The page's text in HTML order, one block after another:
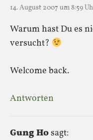
14. August 2007 um 8:59
Warum hast Du es
versucht?
Welcome back.
Antworten
Gung Hosagt: